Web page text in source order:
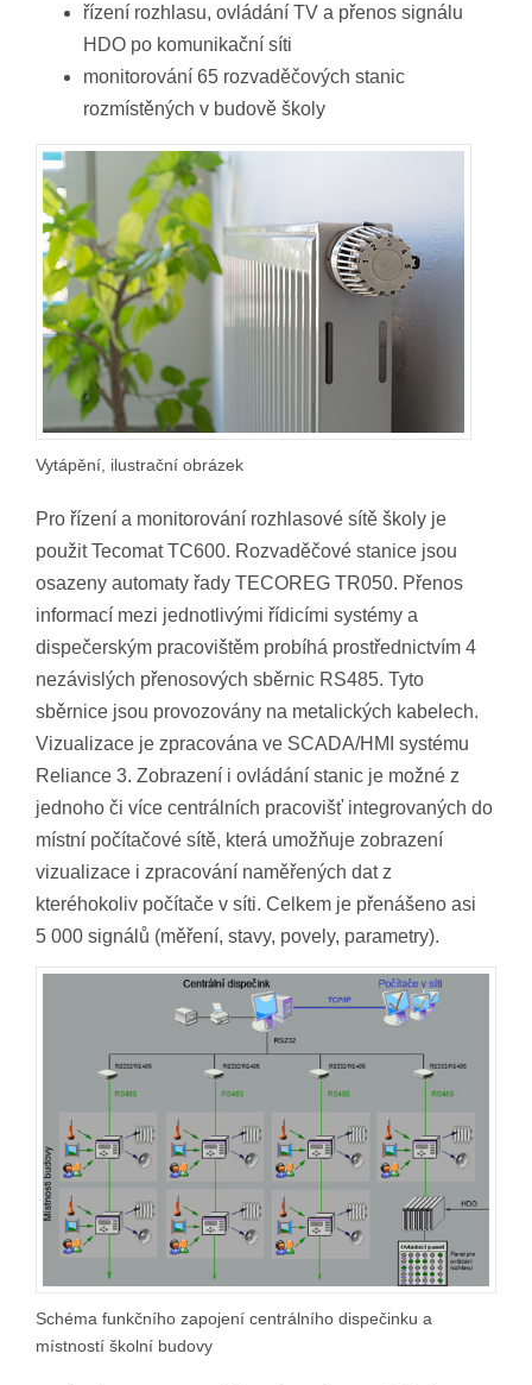
řízení rozhlasu, ovládání TV a přenos signálu
HDO po komunikační síti
monitorování 65 rozvaděčových stanic
rozmístěných v budově školy
Vytápění, ilustrační obrázek
Pro řízení a monitorování rozhlasové sítě školy je
použit Tecomat TC600. Rozvaděčové stanice jsou
osazeny automaty řady TECOREG TR050. Přenos
informací mezi jednotlivými řídicími systémy a
dispečerským pracovištěm probíhá prostřednictvím 4
nezávislých přenosových sběrnic RS485. Tyto
sběrnice jsou provozovány na metalických kabelech.
Vizualizace je zpracována ve SCADA/HMI systému
Reliance 3. Zobrazení i ovládání stanic je možné z
jednoho či více centrálních pracovišť integrovaných do
místní počítačové sítě, která umožňuje zobrazení
vizualizace i zpracování naměřených dat z
kteréhokoliv počítače v síti. Celkem je přenášeno asi
5 000 signálů (měření, stavy, povely, parametry).
Schéma funkčního zapojení centrálního dispečinku a
místností školní budovy